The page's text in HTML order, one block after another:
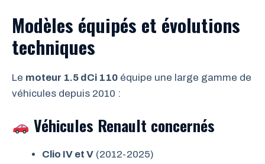
Modèles équipés et évolutions
techniques
Le moteur 1.5 dCi 110 équipe une large gamme de
véhicules depuis 2010 :
Véhicules Renault concernés
Clio IV et V (2012-2025)